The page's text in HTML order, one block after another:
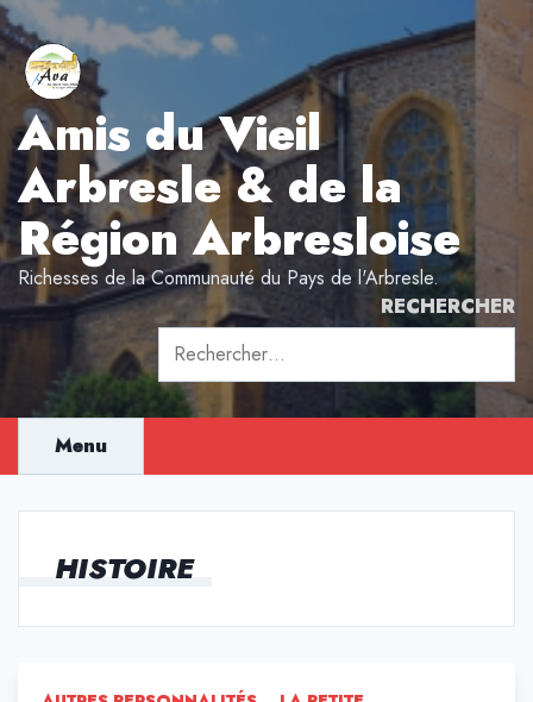
Aller
au
contenu
Amis du Vieil
Arbresle & de la
Région Arbresloise
Richesses de la Communauté du Pays de l'Arbresle.
RECHERCHER
Rechercher :
Menu
HISTOIRE